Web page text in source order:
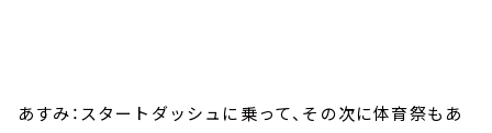
あすみ：スタートダッシュに乗って、その次に体育祭もあ